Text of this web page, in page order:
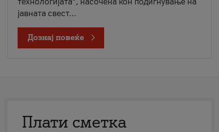
јавната свест...
Дознај повеќе
Плати сметка